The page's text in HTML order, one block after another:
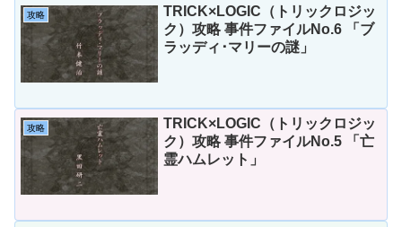
攻略
TRICK×LOGIC（トリックロジッ
ク）攻略 事件ファイルNo.6 「ブ
ラッディ･マリーの謎」
攻略
TRICK×LOGIC（トリックロジッ
ク）攻略 事件ファイルNo.5 「亡
霊ハムレット」